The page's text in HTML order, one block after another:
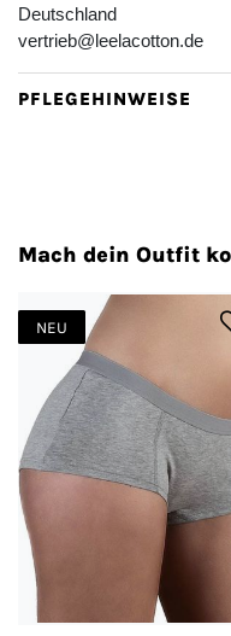
Deutschland
vertrieb@leelacotton.de
PFLEGEHINWEISE
Mach dein Outfit
NEU